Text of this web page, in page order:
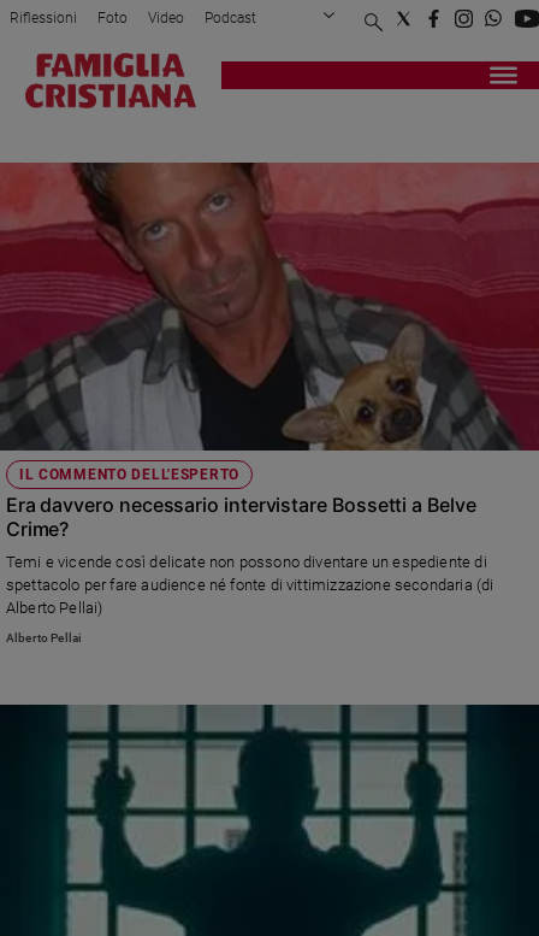
Attualità
Mondo
Legalità
e
giustizia
Sport
Interviste
Papa
Papa
Chiesa
Chiesa
Fede
Devozione
Riflessioni Foto Video Podcast
Privacy Policy Chi siamo
Registrati Redazione
IL COMMENTO DELL'ESPERTO
Era davvero necessario intervistare Bossetti a Belve
Crime?
Temi e vicende così delicate non possono diventare un espediente di
spettacolo per fare audience né fonte di vittimizzazione secondaria (di
Alberto Pellai)
Alberto Pellai